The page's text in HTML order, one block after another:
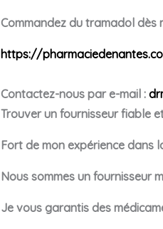
Commandez du tramadol dès
https://
Contactez-nous par e-mail :
Trouver un fournisseur fiable
Fort de mon expérience dans
Nous sommes un fournisseur
Je vous garantis des